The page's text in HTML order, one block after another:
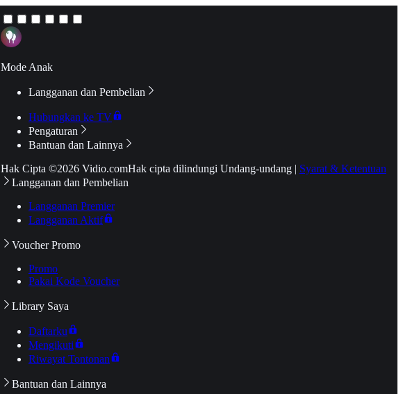
Mode Anak
Langganan dan Pembelian
Hubungkan ke TV
Pengaturan
Bantuan dan Lainnya
Hak Cipta ©2026 Vidio.comHak cipta dilindungi Undang-undang | Syarat & Ketentuan
Langganan dan Pembelian
Langganan Premier
Langganan Aktif
Voucher Promo
Promo
Pakai Kode Voucher
Library Saya
Daftarku
Mengikuti
Riwayat Tontonan
Bantuan dan Lainnya